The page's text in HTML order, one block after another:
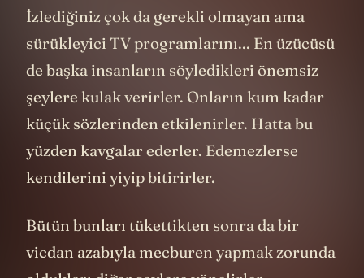
İzlediğiniz çok da gerekli olmayan ama
sürükleyici TV programlarını... En üzücüsü
de başka insanların söyledikleri önemsiz
şeylere kulak verirler. Onların kum kadar
küçük sözlerinden etkilenirler. Hatta bu
yüzden kavgalar ederler. Edemezlerse
kendilerini yiyip bitirirler.
Bütün bunları tükettikten sonra da bir
vicdan azabıyla mecburen yapmak zorunda